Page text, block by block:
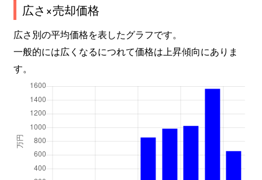
広さ×売却価格
広さ別の平均価格を表したグラフです。
一般的には広くなるにつれて価格は上昇傾向にありま
す。